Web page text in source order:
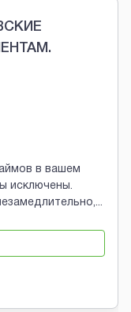
в вашем
исключены.
...